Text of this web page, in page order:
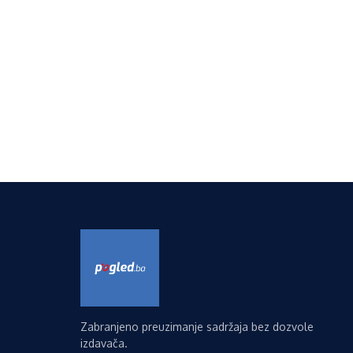
Zabranjeno preuzimanje sadržaja bez dozvole
izdavača.